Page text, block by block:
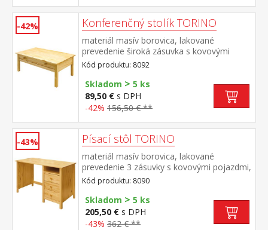
-42% Konferenčný stolík TORINO
materiál masív borovica, lakované
prevedenie široká zásuvka s kovovými
pojazdmi
Kód produktu: 8092
Skladom > 5 ks
89,50 € s DPH
-42% 156,50 € **
-43% Písací stôl TORINO
materiál masív borovica, lakované
prevedenie 3 zásuvky s kovovými pojazdmi,
1 polica výsuv nie je súčasťou dodávky k
stolu je možné dokúpiť výsuvnú dosku na
klávesnicu 8840
Kód produktu: 8090
Skladom > 5 ks
205,50 € s DPH
-43% 362 € **